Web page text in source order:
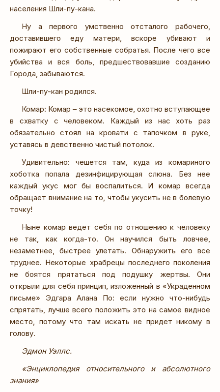
населения Шли-пу-кана.
Ну а первого умственно отсталого рабочего,
доставившего еду матери, вскоре убивают и
пожирают его собственные собратья. После чего все
убийства и вся боль, предшествовавшие созданию
Города, забываются.
Шли-пу-кан родился.
Комар: Комар – это насекомое, охотно вступающее
в схватку с человеком. Каждый из нас хоть раз
обязательно стоял на кровати с тапочком в руке,
уставясь в девственно чистый потолок.
Удивительно: чешется там, куда из комариного
хоботка попала дезинфицирующая слюна. Без нее
каждый укус мог бы воспалиться. И комар всегда
обращает внимание на то, чтобы укусить не в болевую
точку!
Ныне комар ведет себя по отношению к человеку
не так, как когда-то. Он научился быть ловчее,
незаметнее, быстрее улетать. Обнаружить его все
труднее. Некоторые храбрецы последнего поколения
не боятся прятаться под подушку жертвы. Они
открыли для себя принцип, изложенный в «Украденном
письме» Эдгара Алана По: если нужно что-нибудь
спрятать, лучше всего положить это на самое видное
место, потому что там искать не придет никому в
голову.
Эдмон Уэллс.
«Энциклопедия относительного и абсолютного
знания»